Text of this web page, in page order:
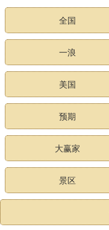
全国
一浪
美国
预期
大赢家
景区